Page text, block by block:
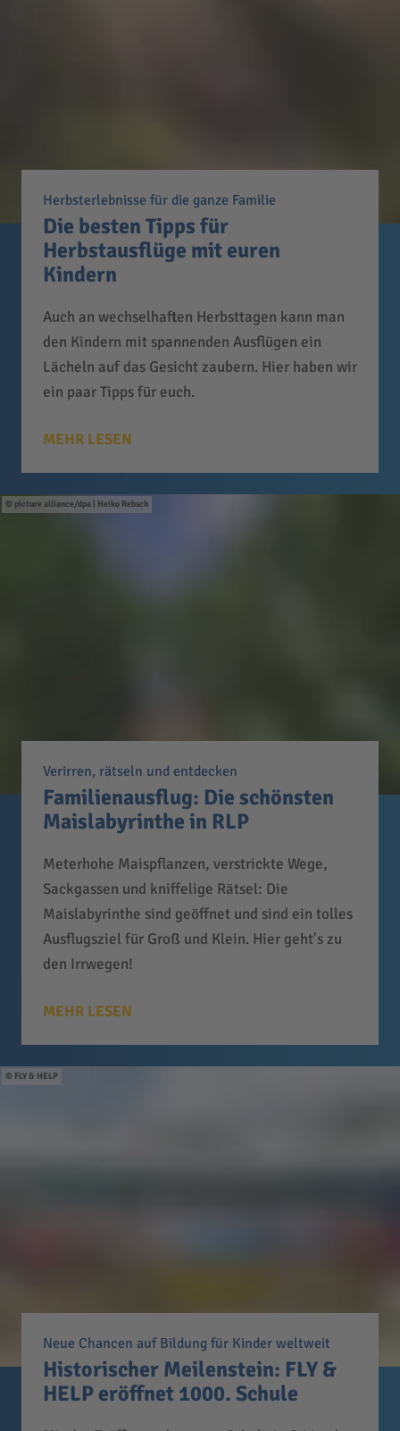
Herbsterlebnisse für die ganze Familie
Die besten Tipps für
Herbstausflüge mit euren
Kindern
Auch an wechselhaften Herbsttagen kann man
den Kindern mit spannenden Ausflügen ein
Lächeln auf das Gesicht zaubern. Hier haben wir
ein paar Tipps für euch.
MEHR LESEN
picture alliance/dpa | Heiko Rebsch
Verirren, rätseln und entdecken
Familienausflug: Die schönsten
Maislabyrinthe in RLP
Meterhohe Maispflanzen, verstrickte Wege,
Sackgassen und kniffelige Rätsel: Die
Maislabyrinthe sind geöffnet und sind ein tolles
Ausflugsziel für Groß und Klein. Hier geht's zu
den Irrwegen!
MEHR LESEN
FLY & HELP
Neue Chancen auf Bildung für Kinder weltweit
Historischer Meilenstein: FLY &
HELP eröffnet 1000. Schule